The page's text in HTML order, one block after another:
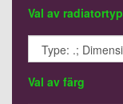
Val av
Val av färg